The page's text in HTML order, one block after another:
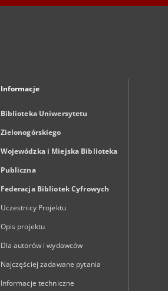
Informacje
Biblioteka Uniwersytetu
Zielonogórskiego
Wojewódzka i Miejska Biblioteka
Publiczna
Federacja Bibliotek Cyfrowych
Uczestnicy Projektu
Opis projektu
Dla autorów i wydawców
Najczęściej zadawane pytania
Informacje techniczne